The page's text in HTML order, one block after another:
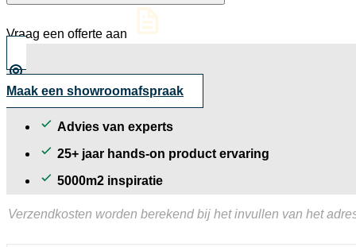
Vraag een offerte aan
Maak een showroomafspraak
Advies van experts
25+ jaar hands-on product ervaring
5000m2 inspiratie
Verzendkosten worden berekend bij het invullen van het